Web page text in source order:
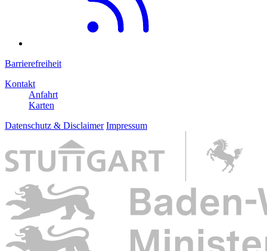
Barrierefreiheit
Kontakt
Anfahrt
Karten
Datenschutz & Disclaimer Impressum